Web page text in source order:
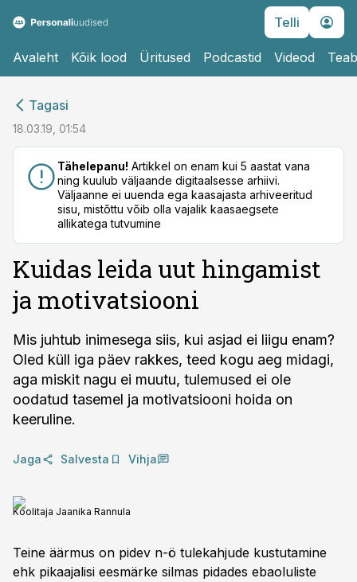
Telli
Avaleht Kõik lood Üritused Podcastid Videod
Tagasi
18.03.19, 01:54
Tähelepanu! Artikkel on enam kui 5 aastat vana
ning kuulub väljaande digitaalsesse arhiivi.
Väljaanne ei uuenda ega kaasajasta arhiveeritud
sisu, mistõttu võib olla vajalik kaasaegsete
allikatega tutvumine
Kuidas leida uut hingamist
ja motivatsiooni
Mis juhtub inimesega siis, kui asjad ei liigu enam?
Oled küll iga päev rakkes, teed kogu aeg midagi,
aga miskit nagu ei muutu, tulemused ei ole
oodatud tasemel ja motivatsiooni hoida on
keeruline.
Jaga Salvesta Vihja
Koolitaja Jaanika Rannula
Teine äärmus on pidev n-ö tulekahjude kustutamine
ehk pikaajalisi eesmärke silmas pidades ebaoluliste